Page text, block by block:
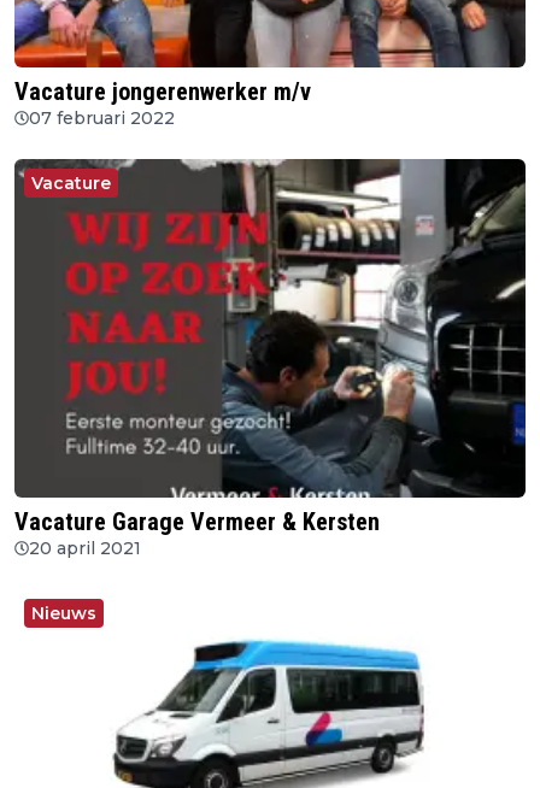
Vacature jongerenwerker m/v
07 februari 2022
Vacature
Vacature Garage Vermeer & Kersten
20 april 2021
Nieuws